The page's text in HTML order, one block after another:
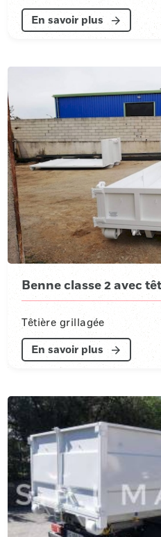
En savoir plus
Benne classe 2 avec
Têtière grillagée
En savoir plus